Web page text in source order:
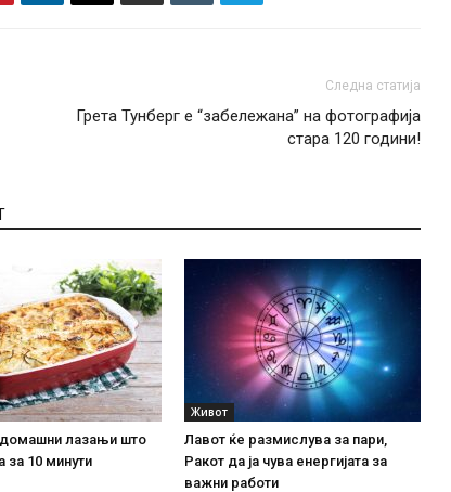
Следна статија
Грета Тунберг е “забележана” на фотографија
стара 120 години!
лазањи што
за 10 минути
Живот
Лавот ќе размислува за пари,
Ракот да ја чува енергијата за
важни работи